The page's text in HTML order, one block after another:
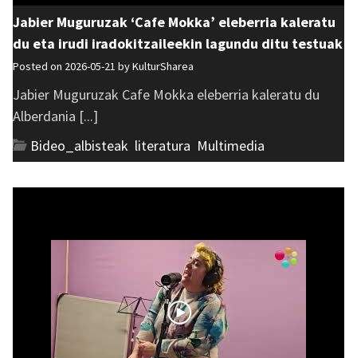
Jabier Muguruzak ‘Cafe Mokka’ eleberria kaleratu
du eta irudi iradokitzaileekin lagundu ditu testuak
Posted on 2026-05-21 byKulturSharea
Jabier Muguruzak Cafe Mokka eleberria kaleratu du
Alberdania [...]
Bideo_albisteak literatura Multimedia